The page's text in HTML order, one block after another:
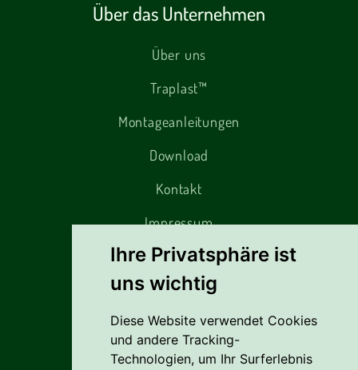
Ihre Privatsphäre ist
uns wichtig
Diese Website verwendet Cookies
und andere Tracking-
Technologien, um Ihr Surferlebnis
Über das Unternehmen
Über uns
Traplast™
Montageanleitungen
Download
Kontakt
Impressum
Alles rund um den Einkauf
Liefer- Und Versandkosten
Zahlungsbedingungen